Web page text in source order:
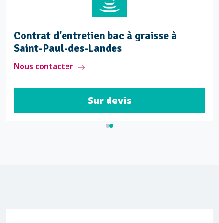
Contrat d'entretien bac à graisse à
Saint-Paul-des-Landes
Nous contacter
Sur devis